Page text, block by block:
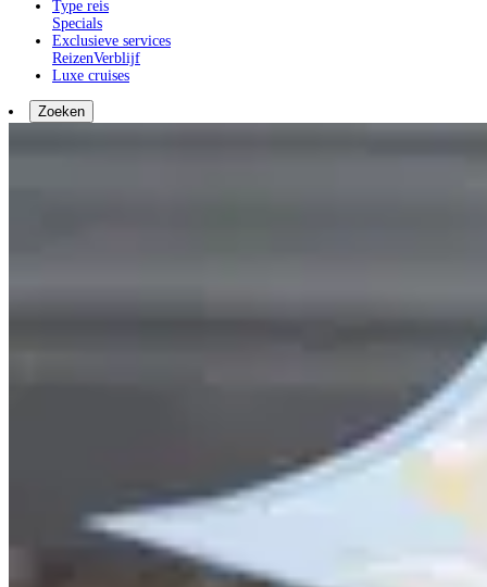
Type reis
Specials
Exclusieve services
ReizenVerblijf
Luxe cruises
Zoeken